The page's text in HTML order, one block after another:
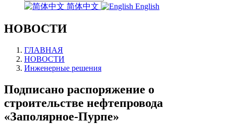
简体中文 English
НОВОСТИ
ГЛАВНАЯ
НОВОСТИ
Инженерные решения
Подписано распоряжение о
строительстве нефтепровода
«Заполярное-Пурпе»